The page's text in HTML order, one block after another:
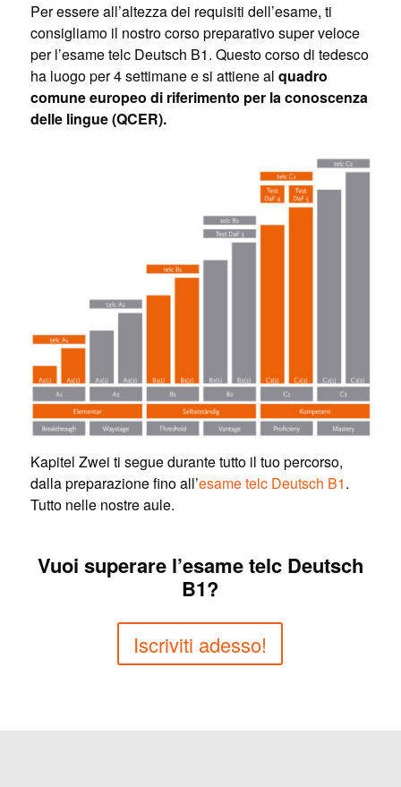
Per essere all’altezza dei requisiti dell’esame, ti
consigliamo il nostro corso preparativo super veloce
per l’esame telc Deutsch B1. Questo corso di tedesco
ha luogo per 4 settimane e si attiene al quadro
comune europeo di riferimento per la conoscenza
delle lingue (QCER).
Kapitel Zwei ti segue durante tutto il tuo percorso,
dalla preparazione fino all’esame telc Deutsch B1.
Tutto nelle nostre aule.
Vuoi superare l’esame telc Deutsch
B1?
Iscriviti adesso!